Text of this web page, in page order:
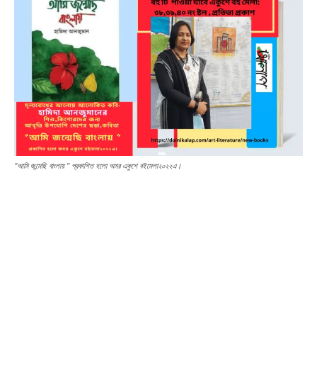
“আমি জন্মেছি বাংলায় ” প্রকাশিত হলো অমর একুশে বইমেলা২০২২এ।